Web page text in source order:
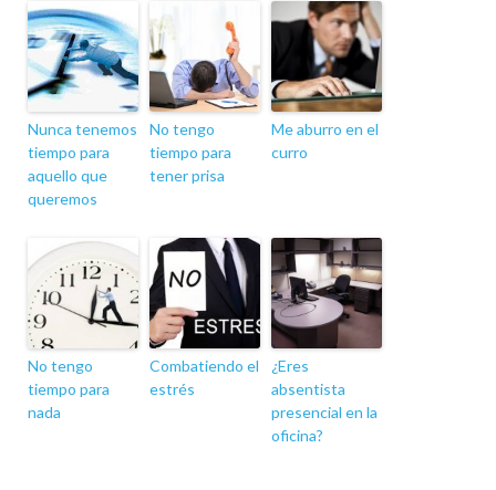
Nunca tenemos
tiempo para
aquello que
queremos
No tengo
tiempo para
tener prisa
Me aburro en el
curro
No tengo
tiempo para
nada
Combatiendo el
estrés
¿Eres
absentista
presencial en la
oficina?